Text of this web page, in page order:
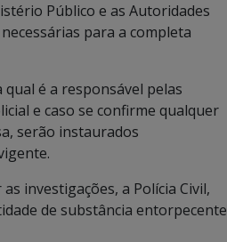
Público e as Autoridades
para a completa
é a responsável pelas
e caso se confirme qualquer
serão instaurados
investigações, a Polícia Civil,
de substância entorpecente